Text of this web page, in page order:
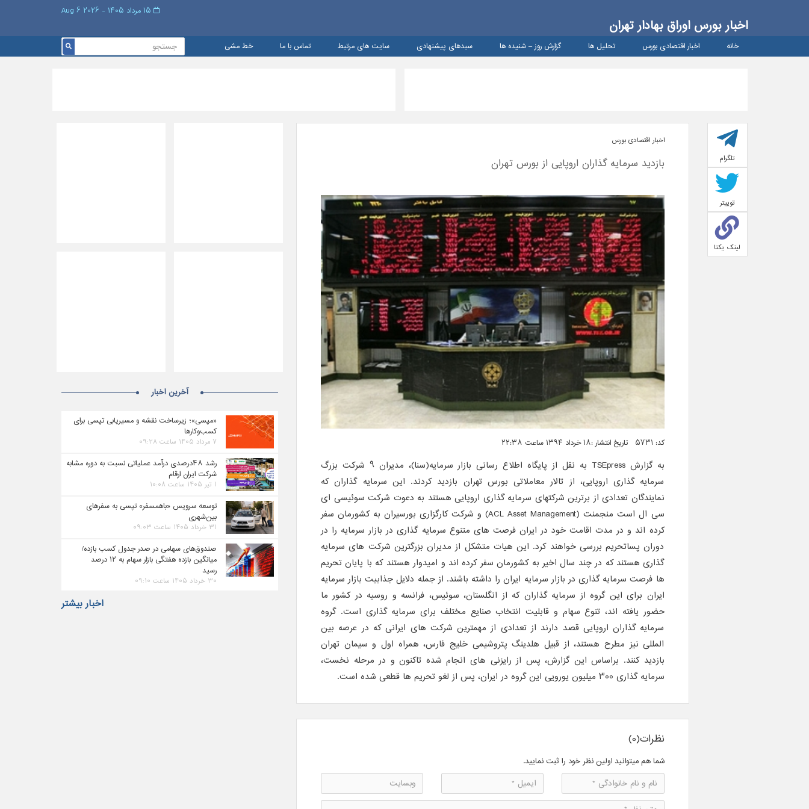
اخبار بورس اوراق بهادار تهران
خانه اخبار اقتصادی بورس تحلیل ها گزارش روز – شنيده ها سبدهای پیشنهادی سایت های مرتبط تماس با ما خط مشی
تلگرام
توییتر
لینک یکتا
اخبار اقتصادی بورس
بازدید سرمایه گذاران اروپایی از بورس تهران
کد: 5731 تاریخ انتشار :۱۸ خرداد ۱۳۹۴ ساعت ۲۲:۳۸
به گزارشTSEpress
به نقل از پایگاه اطلاع رسانی بازار سرمایه(سنا)، مدیران 9 شرکت بزرگ
سرمایه گذاری اروپایی، از تالار معاملاتی بورس تهران بازدید کردند. این سرمایه گذاران که
نمایندگان تعدادی از برترین شرکتهای سرمایه گذاری اروپایی هستند به دعوت شرکت سوئیسی ای
سی ال است منجمنت (ACL Asset Management) و شرکت کارگزاری بورسیران به کشورمان سفر
کرده اند و در مدت اقامت خود در ایران فرصت های متنوع سرمایه گذاری در بازار سرمایه را در
دوران پساتحریم بررسی خواهند کرد. این هیات متشکل از مدیران بزرگترین شرکت های سرمایه
گذاری هستند که در چند سال اخیر به کشورمان سفر کرده اند و امیدوار هستند که با پایان تحریم
ها فرصت سرمایه گذاری در بازار سرمایه ایران را داشته باشند. از جمله دلایل جذابیت بازار سرمایه
ایران برای این گروه از سرمایه گذاران که از انگلستان، سوئیس، فرانسه و روسیه در کشور ما
حضور یافته اند، تنوع سهام و قابلیت انتخاب صنایع مختلف برای سرمایه گذاری است. گروه
سرمایه گذاران اروپایی قصد دارند از تعدادی از مهمترین شرکت های ایرانی که در عرصه بین
المللی نیز مطرح هستند، از قبیل هلدینگ پتروشیمی خلیج فارس، همراه اول و سیمان تهران
بازدید کنند. براساس این گزارش، پس از رایزنی های انجام شده تاکنون و در مرحله نخست،
سرمایه گذاری 300 میلیون یورویی این گروه در ایران، پس از لغو تحریم ها قطعی شده است.
نظرات(0)
شما هم میتوانید اولین نظر خود را ثبت نمایید.
آخرین اخبار
«مپسی»؛ زیرساخت نقشه و مسیریابی تپسی برای
کسب‌وکارها
۷ مرداد ۱۴۰۵ ساعت ۰۹:۲۸
رشد ۴۸درصدی درآمد عملیاتی نسبت به دوره مشابه
شرکت ایران ارقام
۱ تیر ۱۴۰۵ ساعت ۱۰:۰۸
توسعه سرویس «باهمسفر» تپسی به سفرهای
بین‌شهری
۳۱ خرداد ۱۴۰۵ ساعت ۰۹:۰۳
صندوق‌های سهامی در صدر جدول کسب بازده/
میانگین بازده هفتگی بازار سهام به ۱۲ درصد
رسید
۳۰ خرداد ۱۴۰۵ ساعت ۰۹:۱۰
اخبار بیشتر